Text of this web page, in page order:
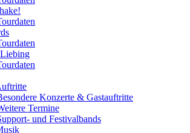
Konzerte & Gastauftritte
Termine
und Festivalbands